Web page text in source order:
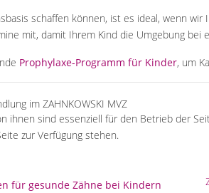
schaffen können, ist es ideal, wenn
mit, damit Ihrem Kind die Umgebung bei
Prophylaxe-Programm für Kinder, um
für gesunde Zähne bei Kindern
ihnen sind essenziell für den Betrieb der
zur Verfügung stehen.